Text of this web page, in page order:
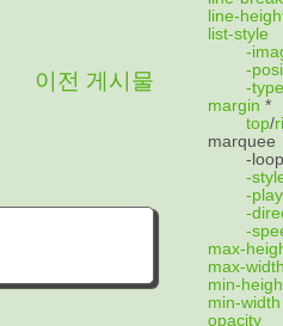
이전 게시물
line-
list-style
-
-
-type
margin *
top/
marquee
-loop
-
-
-
-
max-
max-width
min-
min-width
opacity